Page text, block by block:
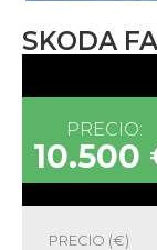
SKODA
PRECIO:
10.500
PRECIO (€)